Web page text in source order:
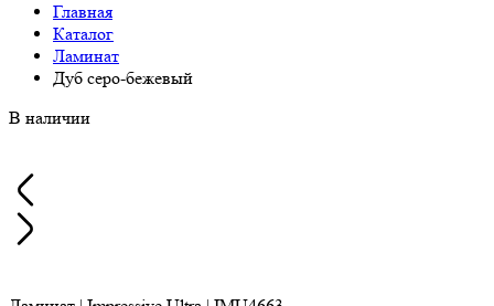
Главная
Каталог
Ламинат
Дуб серо-бежевый
В наличии